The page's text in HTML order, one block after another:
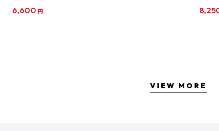
6,600 円
クリ
VIEW MORE